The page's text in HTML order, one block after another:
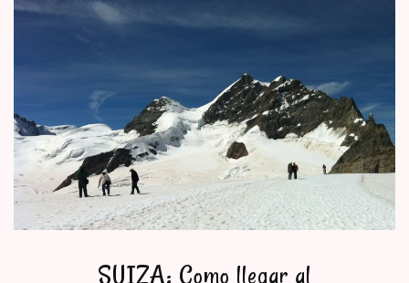
SUIZA: Como llegar al